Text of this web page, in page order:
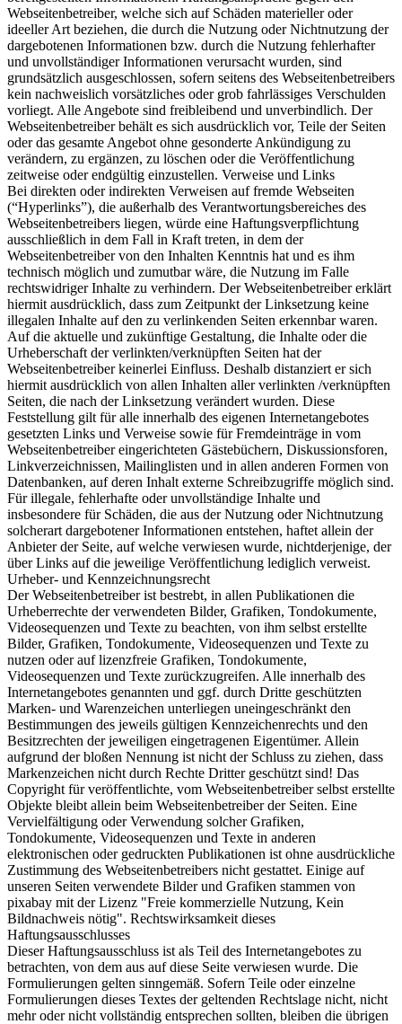
Webseitenbetreiber, welche sich auf Schäden materieller oder
ideeller Art beziehen, die durch die Nutzung oder Nichtnutzung der
dargebotenen Informationen bzw. durch die Nutzung fehlerhafter
und unvollständiger Informationen verursacht wurden, sind
grundsätzlich ausgeschlossen, sofern seitens des Webseitenbetreibers
kein nachweislich vorsätzliches oder grob fahrlässiges Verschulden
vorliegt. Alle Angebote sind freibleibend und unverbindlich. Der
Webseitenbetreiber behält es sich ausdrücklich vor, Teile der Seiten
oder das gesamte Angebot ohne gesonderte Ankündigung zu
verändern, zu ergänzen, zu löschen oder die Veröffentlichung
zeitweise oder endgültig einzustellen. Verweise und Links
Bei direkten oder indirekten Verweisen auf fremde Webseiten
(“Hyperlinks”), die außerhalb des Verantwortungsbereiches des
Webseitenbetreibers liegen, würde eine Haftungsverpflichtung
ausschließlich in dem Fall in Kraft treten, in dem der
Webseitenbetreiber von den Inhalten Kenntnis hat und es ihm
technisch möglich und zumutbar wäre, die Nutzung im Falle
rechtswidriger Inhalte zu verhindern. Der Webseitenbetreiber erklärt
hiermit ausdrücklich, dass zum Zeitpunkt der Linksetzung keine
illegalen Inhalte auf den zu verlinkenden Seiten erkennbar waren.
Auf die aktuelle und zukünftige Gestaltung, die Inhalte oder die
Urheberschaft der verlinkten/verknüpften Seiten hat der
Webseitenbetreiber keinerlei Einfluss. Deshalb distanziert er sich
hiermit ausdrücklich von allen Inhalten aller verlinkten /verknüpften
Seiten, die nach der Linksetzung verändert wurden. Diese
Feststellung gilt für alle innerhalb des eigenen Internetangebotes
gesetzten Links und Verweise sowie für Fremdeinträge in vom
Webseitenbetreiber eingerichteten Gästebüchern, Diskussionsforen,
Linkverzeichnissen, Mailinglisten und in allen anderen Formen von
Datenbanken, auf deren Inhalt externe Schreibzugriffe möglich sind.
Für illegale, fehlerhafte oder unvollständige Inhalte und
insbesondere für Schäden, die aus der Nutzung oder Nichtnutzung
solcherart dargebotener Informationen entstehen, haftet allein der
Anbieter der Seite, auf welche verwiesen wurde, nichtderjenige, der
über Links auf die jeweilige Veröffentlichung lediglich verweist.
Urheber- und Kennzeichnungsrecht
Der Webseitenbetreiber ist bestrebt, in allen Publikationen die
Urheberrechte der verwendeten Bilder, Grafiken, Tondokumente,
Videosequenzen und Texte zu beachten, von ihm selbst erstellte
Bilder, Grafiken, Tondokumente, Videosequenzen und Texte zu
nutzen oder auf lizenzfreie Grafiken, Tondokumente,
Videosequenzen und Texte zurückzugreifen. Alle innerhalb des
Internetangebotes genannten und ggf. durch Dritte geschützten
Marken- und Warenzeichen unterliegen uneingeschränkt den
Bestimmungen des jeweils gültigen Kennzeichenrechts und den
Besitzrechten der jeweiligen eingetragenen Eigentümer. Allein
aufgrund der bloßen Nennung ist nicht der Schluss zu ziehen, dass
Markenzeichen nicht durch Rechte Dritter geschützt sind! Das
Copyright für veröffentlichte, vom Webseitenbetreiber selbst erstellte
Objekte bleibt allein beim Webseitenbetreiber der Seiten. Eine
Vervielfältigung oder Verwendung solcher Grafiken,
Tondokumente, Videosequenzen und Texte in anderen
elektronischen oder gedruckten Publikationen ist ohne ausdrückliche
Zustimmung des Webseitenbetreibers nicht gestattet. Einige auf
unseren Seiten verwendete Bilder und Grafiken stammen von
pixabay mit der Lizenz "Freie kommerzielle Nutzung, Kein
Bildnachweis nötig". Rechtswirksamkeit dieses
Haftungsausschlusses
Dieser Haftungsausschluss ist als Teil des Internetangebotes zu
betrachten, von dem aus auf diese Seite verwiesen wurde. Die
Formulierungen gelten sinngemäß. Sofern Teile oder einzelne
Formulierungen dieses Textes der geltenden Rechtslage nicht, nicht
mehr oder nicht vollständig entsprechen sollten, bleiben die übrigen